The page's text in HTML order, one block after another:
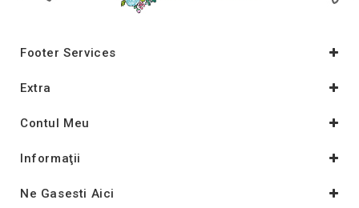
Footer Services
Extra
Contul Meu
Informaţii
Ne Gasesti Aici